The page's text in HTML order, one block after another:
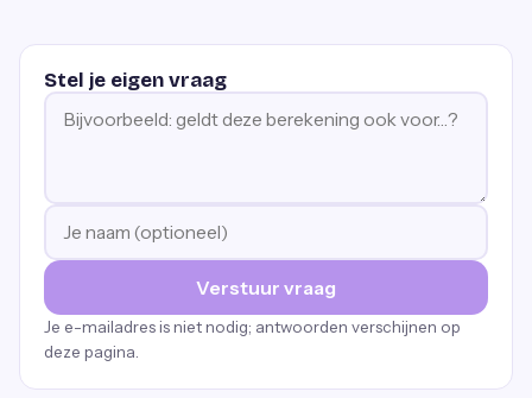
Stel je eigen vraag
Verstuur vraag
Je e-mailadres is niet nodig; antwoorden verschijnen op
deze pagina.